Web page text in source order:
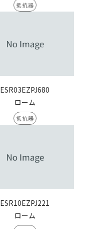
抵抗器
ESR03EZPJ680
ローム
抵抗器
ESR10EZPJ221
ローム